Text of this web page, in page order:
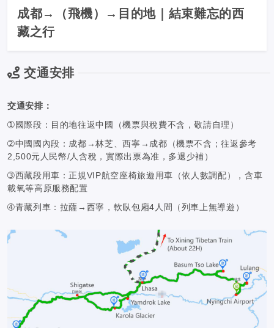
成都→（飛機）→目的地｜結束難忘的西
藏之行
交通安排
交通安排：
➀國際段：目的地往返中國（機票與稅費不含，敬請自理）
➁中國國內段：成都→林芝、西寧→成都（機票不含；往返參考
2,500元人民幣/人含稅，實際出票為准，多退少補）
➂西藏段用車：正規VIP航空座椅旅遊用車（依人數調配），含車
載氧等高原服務配置
➃青藏列車：拉薩→西寧，軟臥包廂4人間（列車上無導遊）